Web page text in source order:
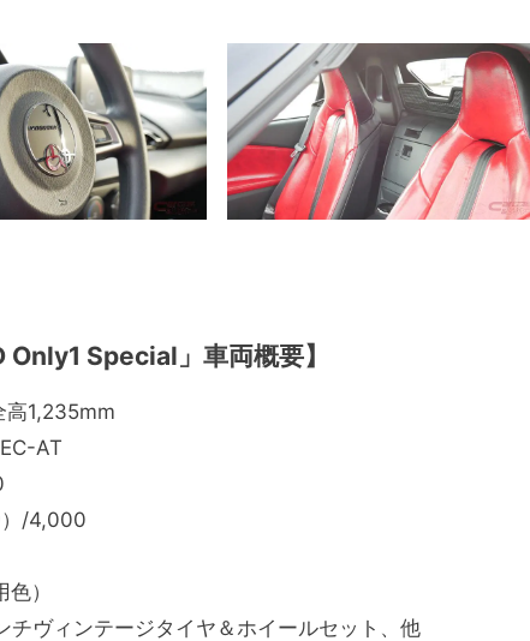
Special」車両概要】
1,235mm
AT
/4,000
）
ヴィンテージタイヤ＆ホイールセット、他